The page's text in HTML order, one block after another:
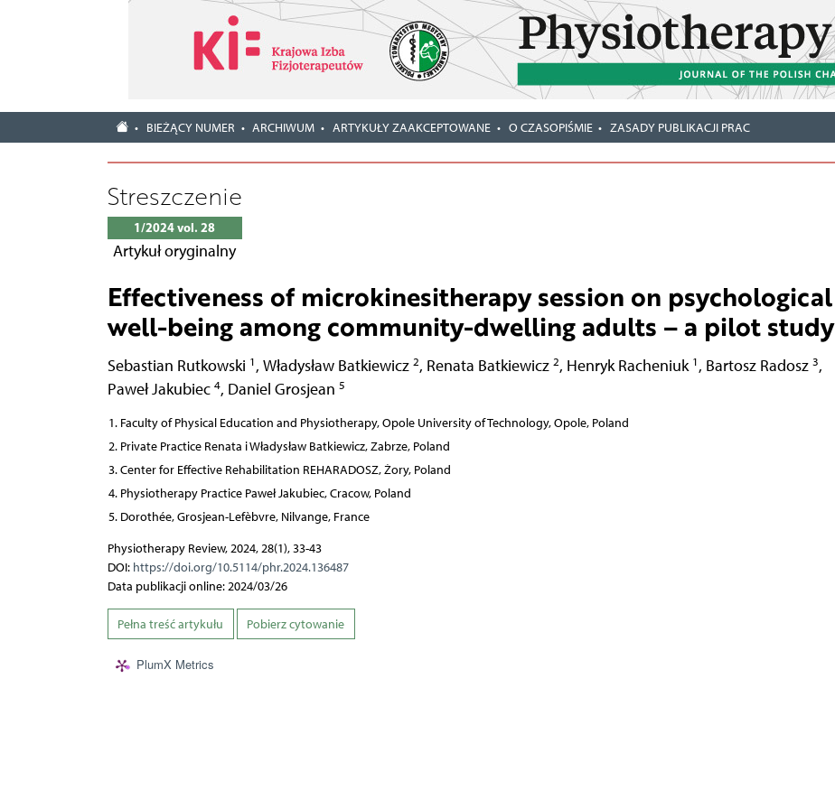
BIEŻĄCY NUMER ARCHIWUM ARTYKUŁY ZAAKCEPTOWANE O CZASOPIŚMIE ZASADY PUBLIKACJI PRAC
Streszczenie
1/2024 vol. 28
Artykuł oryginalny
Effectiveness of microkinesitherapy session on psychological
well-being among community-dwelling adults – a pilot study
Sebastian Rutkowski 1 , Władysław Batkiewicz 2, Renata Batkiewicz 2, Henryk Racheniuk 1 , Bartosz Radosz 3,
Paweł Jakubiec 4, Daniel Grosjean 5
Faculty of Physical Education and Physiotherapy, Opole University of Technology, Opole, Poland
Private Practice Renata i Władysław Batkiewicz, Zabrze, Poland
Center for Effective Rehabilitation REHARADOSZ, Żory, Poland
Physiotherapy Practice Paweł Jakubiec, Cracow, Poland
Dorothée, Grosjean-Lefèbvre, Nilvange, France
Physiotherapy Review, 2024, 28(1), 33-43
DOI: https://doi.org/10.5114/phr.2024.136487
Data publikacji online: 2024/03/26
Pełna treść artykułu Pobierz cytowanie
PlumX Metrics